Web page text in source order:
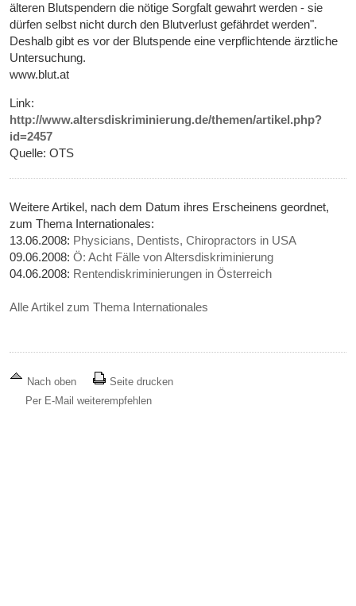
älteren Blutspendern die nötige Sorgfalt gewahrt werden - sie
dürfen selbst nicht durch den Blutverlust gefährdet werden".
Deshalb gibt es vor der Blutspende eine verpflichtende ärztliche
Untersuchung.
www.blut.at
Link:
http://www.altersdiskriminierung.de/themen/artikel.php?
id=2457
Quelle: OTS
Weitere Artikel, nach dem Datum ihres Erscheinens geordnet,
zum Thema Internationales:
13.06.2008: Physicians, Dentists, Chiropractors in USA
09.06.2008:Ö: Acht Fälle von Altersdiskriminierung
04.06.2008: Rentendiskriminierungen in Österreich
Alle Artikel zum Thema Internationales
Nach oben
Seite drucken
Per E-Mail weiterempfehlen